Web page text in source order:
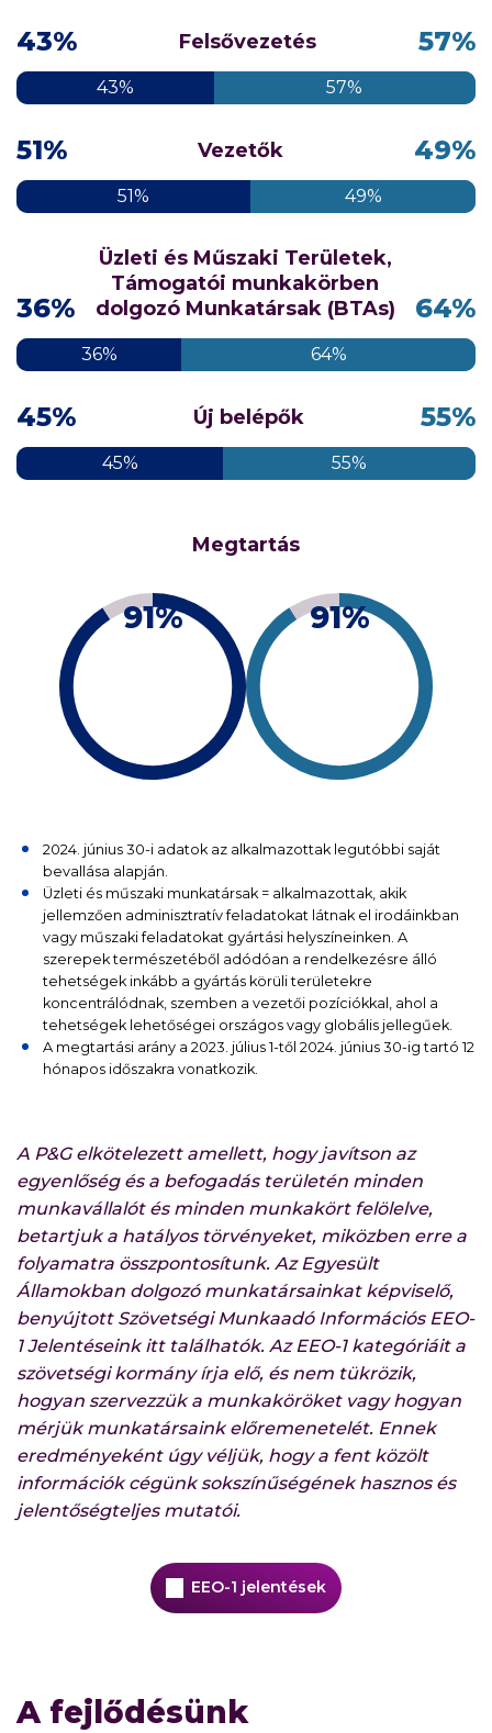
43% Felsővezetés 57%
43% 57%
51% Vezetők 49%
51% 49%
36%
Üzleti és Műszaki Területek,
Támogatói munkakörben
dolgozó Munkatársak (BTAs)
64%
36% 64%
45% Új belépők 55%
45% 55%
Megtartás
91% 91%
2024. június 30-i adatok az alkalmazottak legutóbbi saját
bevallása alapján.
Üzleti és műszaki munkatársak = alkalmazottak, akik
jellemzően adminisztratív feladatokat látnak el irodáinkban
vagy műszaki feladatokat gyártási helyszíneinken. A
szerepek természetéből adódóan a rendelkezésre álló
tehetségek inkább a gyártás körüli területekre
koncentrálódnak, szemben a vezetői pozíciókkal, ahol a
tehetségek lehetőségei országos vagy globális jellegűek.
A megtartási arány a 2023. július 1-től 2024. június 30-ig tartó 12
hónapos időszakra vonatkozik.
A P&G elkötelezett amellett, hogy javítson az
egyenlőség és a befogadás területén minden
munkavállalót és minden munkakört felölelve,
betartjuk a hatályos törvényeket, miközben erre a
folyamatra összpontosítunk. Az Egyesült
Államokban dolgozó munkatársainkat képviselő,
benyújtott Szövetségi Munkaadó Információs EEO-
1 Jelentéseink itt találhatók. Az EEO-1 kategóriáit a
szövetségi kormány írja elő, és nem tükrözik,
hogyan szervezzük a munkaköröket vagy hogyan
mérjük munkatársaink előremenetelét. Ennek
eredményeként úgy véljük, hogy a fent közölt
információk cégünk sokszínűségének hasznos és
jelentőségteljes mutatói.
EEO-1 jelentések
A fejlődésünk